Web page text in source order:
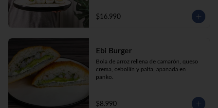
**Imagen Referencial**
en palta.
Gyosas a elección  (5u)  + 2 bebidas
**Imagen Referencial**
$16.990
Ebi Burger
Bola de arroz rellena de camarón, queso
crema, cebollín y palta, apanada en
panko.
$8.990